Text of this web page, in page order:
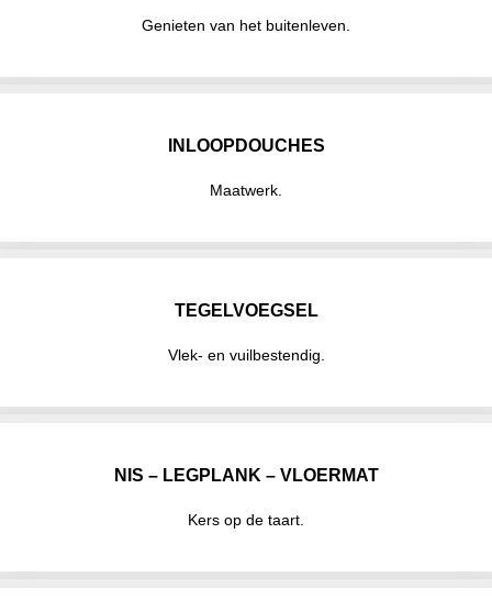
Genieten van het buitenleven.
INLOOPDOUCHES
Maatwerk.
TEGELVOEGSEL
Vlek- en vuilbestendig.
NIS – LEGPLANK – VLOERMAT
Kers op de taart.